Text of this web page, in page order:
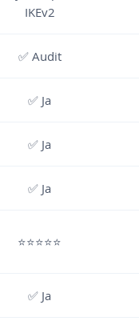
IKEv2
✅ Audit
✅ Ja
✅ Ja
✅ Ja
⭐⭐⭐⭐⭐
✅ Ja